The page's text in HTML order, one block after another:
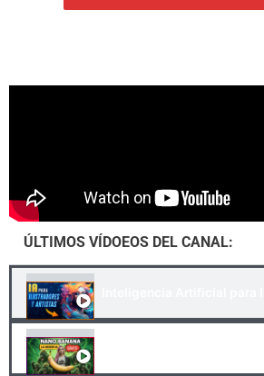
ÚLTIMOS VÍDOEOS DEL CANAL:
Inteligencia Artificial para
NANO BANANA 🍌 La IA